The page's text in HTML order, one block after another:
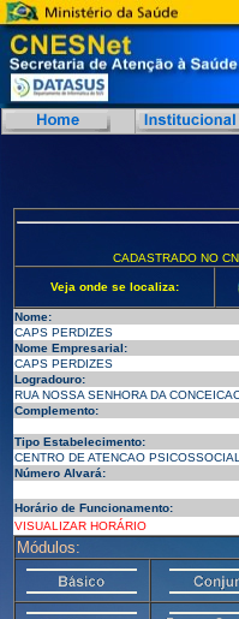
CADASTRADO NO
Veja onde se localiza:
Nome:
CAPS PERDIZES
Nome Empresarial:
CAPS PERDIZES
Logradouro:
RUA NOSSA SENHORA DA
Complemento:
Tipo Estabelecimento:
CENTRO DE ATENCAO PSICOSSOCIAL
Número Alvará:
Horário de Funcionamento:
VISUALIZAR HORÁRIO
Módulos: